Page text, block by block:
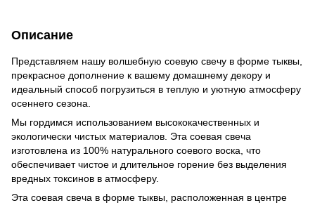
Описание
Представляем нашу волшебную соевую свечу в форме тыквы,
прекрасное дополнение к вашему домашнему декору и
идеальный способ погрузиться в теплую и уютную атмосферу
осеннего сезона.
Мы гордимся использованием высококачественных и
экологически чистых материалов. Эта соевая свеча
изготовлена ​​из 100% натурального соевого воска, что
обеспечивает чистое и длительное горение без выделения
вредных токсинов в атмосферу.
Эта соевая свеча в форме тыквы, расположенная в центре